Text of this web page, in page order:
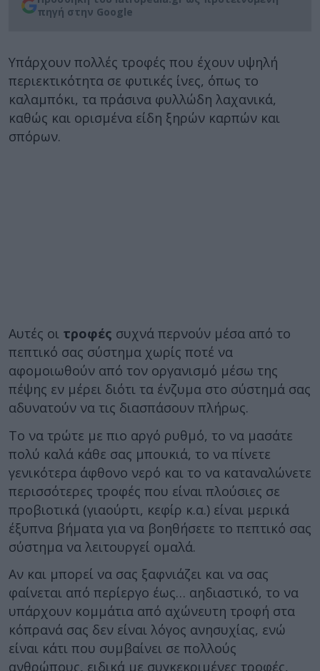
πηγή στην Google
Υπάρχουν πολλές τροφές που έχουν υψηλή
περιεκτικότητα σε φυτικές ίνες, όπως το
καλαμπόκι, τα πράσινα φυλλώδη λαχανικά,
καθώς και ορισμένα είδη ξηρών καρπών και
σπόρων.
Αυτές οι τροφές συχνά περνούν μέσα από το
πεπτικό σας σύστημα χωρίς ποτέ να
αφομοιωθούν από τον οργανισμό μέσω της
πέψης εν μέρει διότι τα ένζυμα στο σύστημά σας
αδυνατούν να τις διασπάσουν πλήρως.
Το να τρώτε με πιο αργό ρυθμό, το να μασάτε
πολύ καλά κάθε σας μπουκιά, το να πίνετε
γενικότερα άφθονο νερό και το να καταναλώνετε
περισσότερες τροφές που είναι πλούσιες σε
προβιοτικά (γιαούρτι, κεφίρ κ.α.) είναι μερικά
έξυπνα βήματα για να βοηθήσετε το πεπτικό σας
σύστημα να λειτουργεί ομαλά.
Αν και μπορεί να σας ξαφνιάζει και να σας
φαίνεται από περίεργο έως… αηδιαστικό, το να
υπάρχουν κομμάτια από αχώνευτη τροφή στα
κόπρανά σας δεν είναι λόγος ανησυχίας, ενώ
είναι κάτι που συμβαίνει σε πολλούς
ανθρώπους, ειδικά με συγκεκριμένες τροφές,